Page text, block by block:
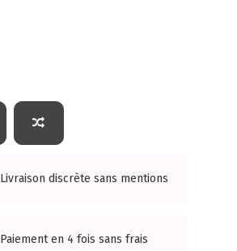
Livraison discrète sans mentions
Paiement en 4 fois sans frais